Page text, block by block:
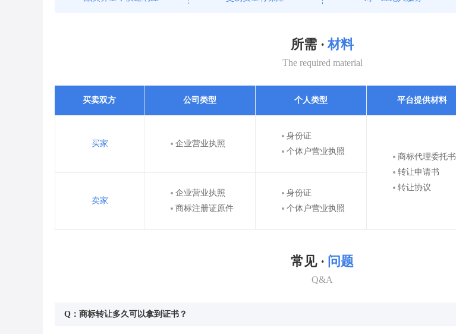
所需 · 材料
The required material
买卖双方 公司类型 个人类型 平台提供材料
买家 企业营业执照
身份证
个体户营业执照
商标代理委托书
转让申请书
转让协议
卖家
企业营业执照
商标注册证原件
身份证
个体户营业执照
常见 · 问题
Q&A
Q：商标转让多久可以拿到证书？